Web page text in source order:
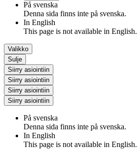
På svenska
Denna sida finns inte på svenska.
In English
This page is not available in English.
Valikko
Sulje
Siirry asiointiin
Siirry asiointiin
Siirry asiointiin
Siirry asiointiin
På svenska
Denna sida finns inte på svenska.
In English
This page is not available in English.